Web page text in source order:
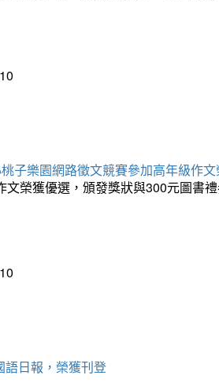
子樂園網路徵文競賽參加高年級作
文榮獲優選，頒發獎狀與300元圖書
語日報，榮獲刊登